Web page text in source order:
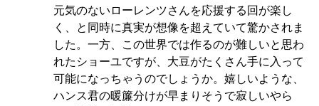
元気のないローレンツさんを応援する回が楽し
く、と同時に真実が想像を超えていて驚かされま
した。一方、この世界では作るのが難しいと思わ
れたショーユですが、大豆がたくさん手に入って
可能になっちゃうのでしょうか。嬉しいような、
ハンス君の暖簾分けが早まりそうで寂しいやら